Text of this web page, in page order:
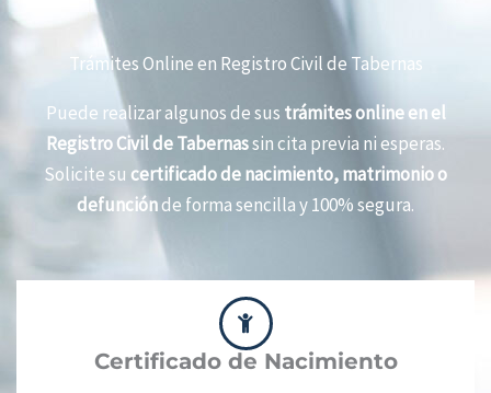
Trámites Online en Registro Civil de Tabernas
Puede realizar algunos de sus trámites online en el
Registro Civil de Tabernassin cita previa ni esperas.
Solicite su certificado de nacimiento, matrimonio o
defunciónde forma sencilla y 100% segura.
Certificado de Nacimiento